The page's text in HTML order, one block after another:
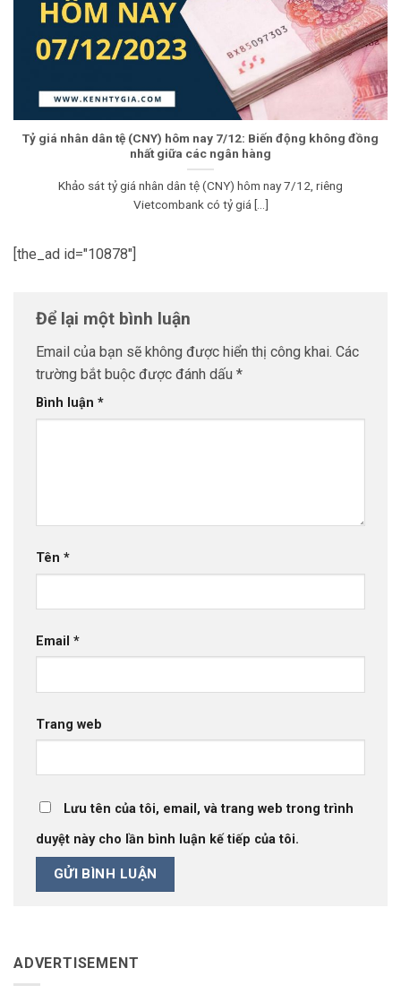
Tỷ giá nhân dân tệ (CNY) hôm nay 7/12: Biến động không đồng
nhất giữa các ngân hàng
Khảo sát tỷ giá nhân dân tệ (CNY) hôm nay 7/12, riêng
Vietcombank có tỷ giá [...]
[the_ad id="10878"]
Để lại một bình luận
Email của bạn sẽ không được hiển thị công khai. Các
trường bắt buộc được đánh dấu *
Bình luận *
Tên *
Email *
Trang web
Lưu tên của tôi, email, và trang web trong trình
duyệt này cho lần bình luận kế tiếp của tôi.
ADVERTISEMENT